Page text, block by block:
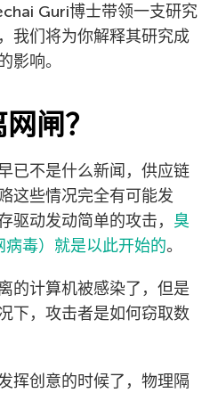
Guri博士带领一支研究
我们将为你解释其研究成
影响。
闸？
已不是什么新闻，供应链
这些情况完全有可能发
驱动发动简单的攻击， 臭
毒）就是以此开始的。
的计算机被感染了，但是
下，攻击者是如何窃取数
挥创意的时候了，物理隔